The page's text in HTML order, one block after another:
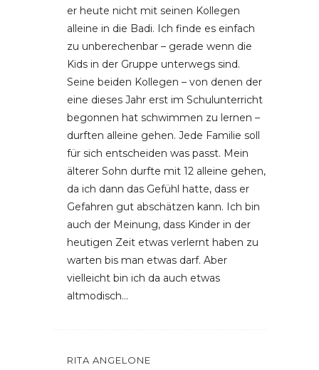
er heute nicht mit seinen Kollegen
alleine in die Badi. Ich finde es einfach
zu unberechenbar – gerade wenn die
Kids in der Gruppe unterwegs sind.
Seine beiden Kollegen – von denen der
eine dieses Jahr erst im Schulunterricht
begonnen hat schwimmen zu lernen –
durften alleine gehen. Jede Familie soll
für sich entscheiden was passt. Mein
älterer Sohn durfte mit 12 alleine gehen,
da ich dann das Gefühl hatte, dass er
Gefahren gut abschätzen kann. Ich bin
auch der Meinung, dass Kinder in der
heutigen Zeit etwas verlernt haben zu
warten bis man etwas darf. Aber
vielleicht bin ich da auch etwas
altmodisch…
RITA ANGELONE